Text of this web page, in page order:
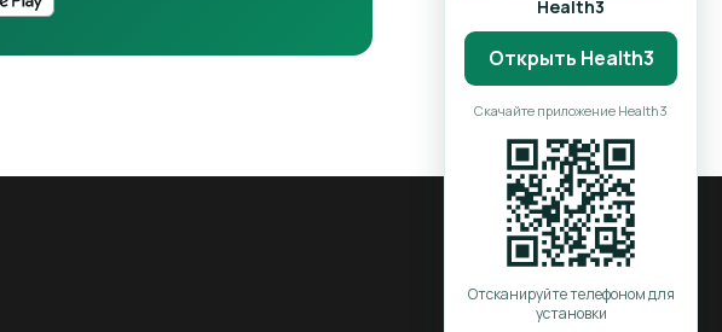
Health3
Открыть Health3
Скачайте приложение Health3
Отсканируйте телефоном для
установки